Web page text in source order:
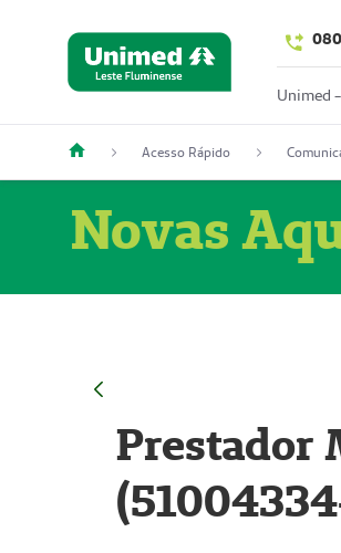
Unimed
Acesso Rápido
Novas
Prestador